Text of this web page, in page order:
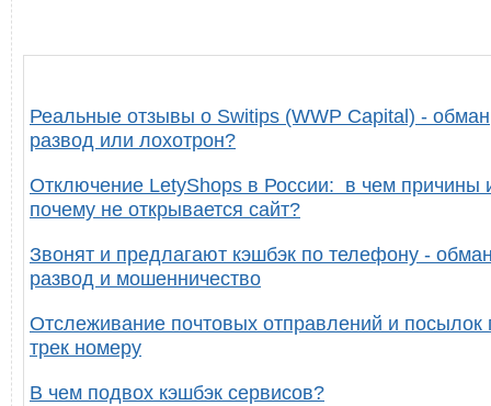
Реальные отзывы о Switips (WWP Capital) -
развод или лохотрон?
Отключение LetyShops в России: в чем причины
почему не открывается сайт?
Звонят и предлагают кэшбэк по телефону -
развод и мошенничество
Отслеживание почтовых отправлений и посылок
трек номеру
В чем подвох кэшбэк сервисов?